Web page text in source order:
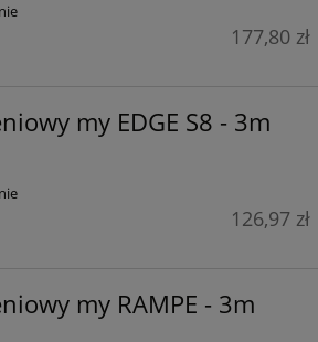
177,80 zł
my EDGE S8 - 3m
126,97 zł
my RAMPE - 3m